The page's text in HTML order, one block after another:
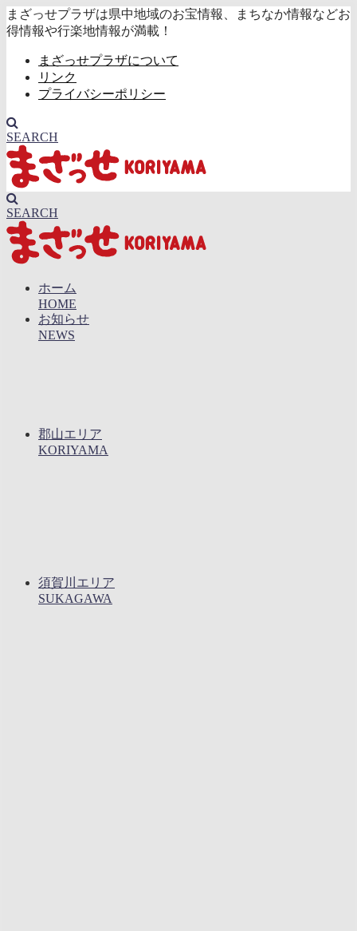
まざっせプラザは県中地域のお宝情報、まちなか情報などお
得情報や行楽地情報が満載！
まざっせプラザについて
リンク
プライバシーポリシー
SEARCH
SEARCH
ホーム
HOME
お知らせ
NEWS
郡山エリア
KORIYAMA
須賀川エリア
SUKAGAWA